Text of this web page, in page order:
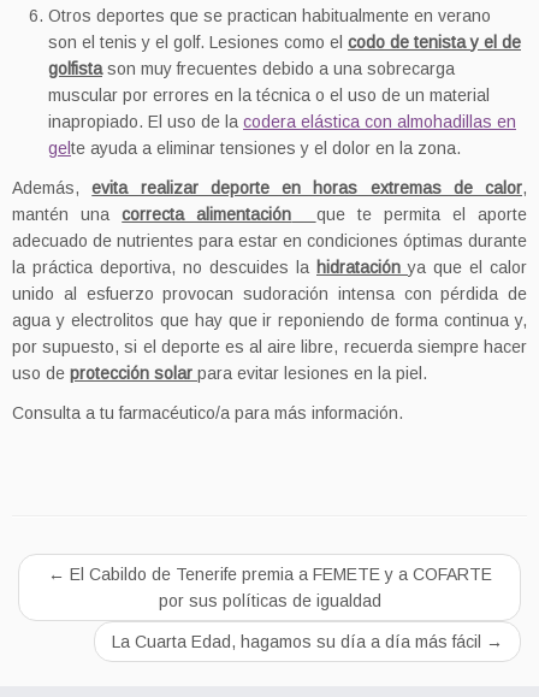
Otros deportes que se practican habitualmente en verano
son el tenis y el golf. Lesiones como el codo de tenistay el de
golfistason muy frecuentes debido a una sobrecarga
muscular por errores en la técnica o el uso de un material
inapropiado. El uso de la codera elástica con almohadillas en
gelte ayuda a eliminar tensiones y el dolor en la zona.
Además,evita realizar deporte en horas extremas de calor,
mantén unacorrecta alimentación
que te permita el aporte
adecuado de nutrientes para estar en condiciones óptimas durante
la práctica deportiva, no descuides la hidrataciónya que el calor
unido al esfuerzo provocan sudoración intensa con pérdida de
agua y electrolitos que hay que ir reponiendo de forma continua y,
por supuesto, si el deporte es al aire libre, recuerda siempre hacer
uso de protección solar para evitar lesiones en la piel.
Consulta a tu farmacéutico/a para más información.
← El Cabildo de Tenerife premia a FEMETE y a COFARTE
por sus políticas de igualdad
La Cuarta Edad, hagamos su día a día más fácil →